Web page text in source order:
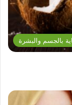
بالجسم والبشرة